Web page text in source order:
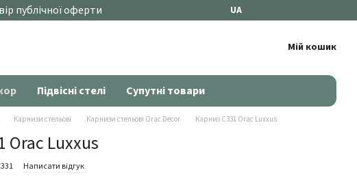
публічної оферти UA
Мій кошик
Підвісні стелі Супутні товари
Карнизи стельові Карнизи стельові Orac Decor Карниз C331 Orac Luxxus
Orac Luxxus
Написати відгук